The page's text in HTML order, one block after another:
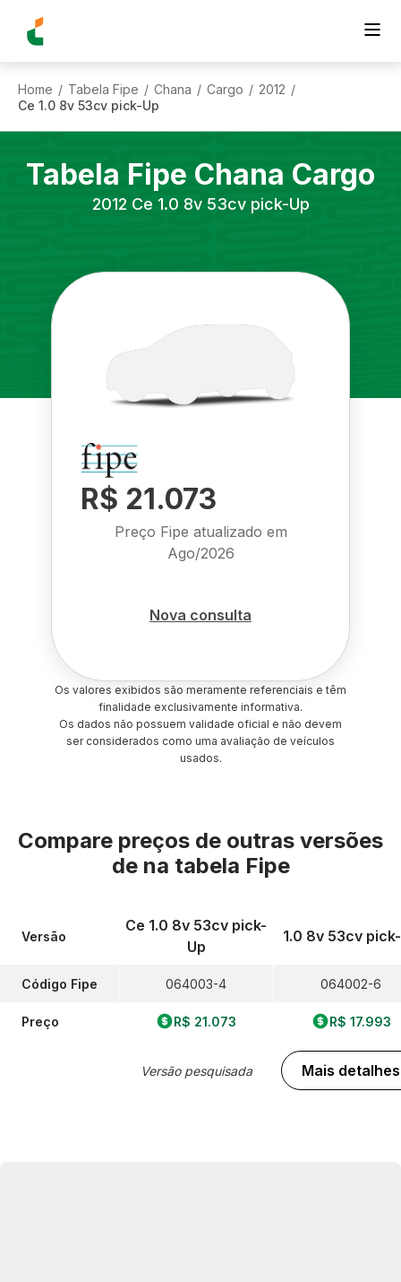
Home / Tabela Fipe / Chana / Cargo / 2012 /
Ce 1.0 8v 53cv pick-Up
Tabela Fipe Chana Cargo
2012 Ce 1.0 8v 53cv pick-Up
R$ 21.073
Preço Fipe atualizado em
Ago/2026
Nova consulta
Os valores exibidos são meramente referenciais e têm
finalidade exclusivamente informativa.
Os dados não possuem validade oficial e não devem
ser considerados como uma avaliação de veículos
usados.
Compare preços de outras versões
de na tabela Fipe
Versão
Código Fipe
Preço
Ce 1.0 8v 53cv pick-
Up
064003-4
R$ 21.073
Versão pesquisada
1.0 8v 53cv
064002-6
R$ 17.993
Mais detalhes